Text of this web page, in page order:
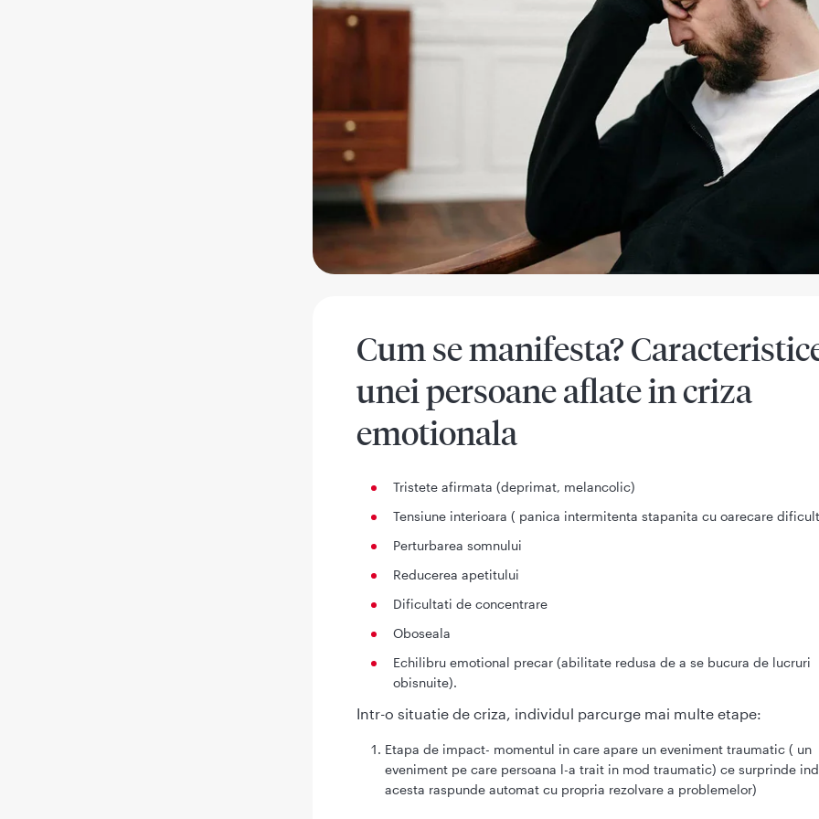
Cum se manifesta?
unei persoane aflate in criza
emotionala
Tristete afirmata (deprimat, melancolic)
Tensiune interioara ( panica intermitenta stapanita cu oarecare
Perturbarea somnului
Reducerea apetitului
Dificultati de concentrare
Oboseala
Echilibru emotional precar (abilitate redusa de a se bucura de lucruri
obisnuite).
Intr-o situatie de criza, individul parcurge mai multe etape:
Etapa de impact- momentul in care apare un eveniment traumatic ( un
eveniment pe care persoana l-a trait in mod traumatic) ce surprinde
acesta raspunde automat cu propria rezolvare a problemelor)